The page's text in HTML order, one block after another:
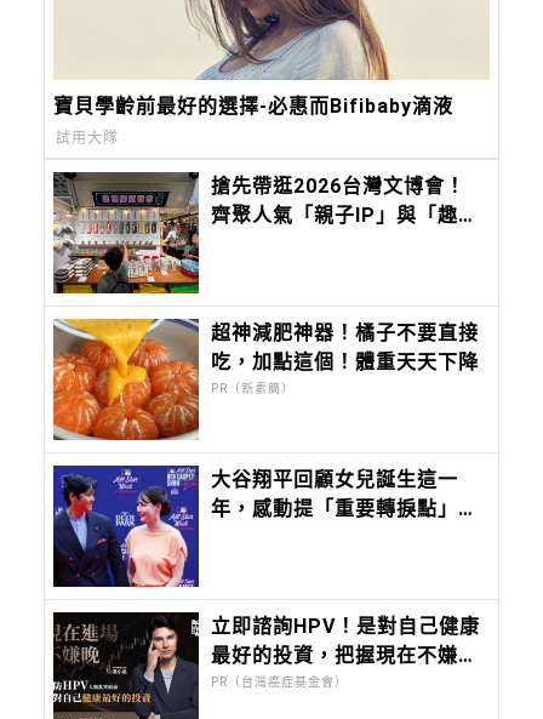
寶貝學齡前最好的選擇-必惠而Bifibaby滴液
試用大隊
搶先帶逛2026台灣文博會！
齊聚人氣「親子IP」與「趣味
超神減肥神器！橘子不要直接
吃，加點這個！體重天天下降
PR（新素簡）
大谷翔平回顧女兒誕生這一
年，感動提「重要轉捩點」。
立即諮詢HPV！是對自己健康
最好的投資，把握現在不嫌
晚！
PR（台灣癌症基金會）